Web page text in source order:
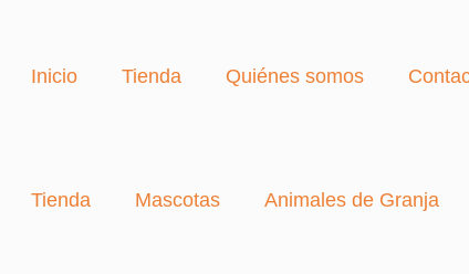
Inicio Tienda Quiénes somos
Tienda Mascotas Animales de Granja